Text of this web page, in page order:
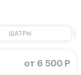
ШАТРЫ
от 6 500 Р